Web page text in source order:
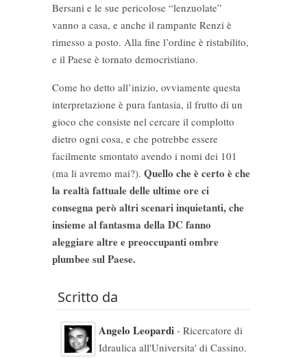
Bersani e le sue pericolose “lenzuolate”
vanno a casa, e anche il rampante Renzi è
rimesso a posto. Alla fine l’ordine è ristabilito,
e il Paese è tornato democristiano.
Come ho detto all’inizio, ovviamente questa
interpretazione è pura fantasia, il frutto di un
gioco che consiste nel cercare il complotto
dietro ogni cosa, e che potrebbe essere
facilmente smontato avendo i nomi dei 101
(ma li avremo mai?). Quello che è certo è che
la realtà fattuale delle ultime ore ci
consegna però altri scenari inquietanti, che
insieme al fantasma della DC fanno
aleggiare altre e preoccupanti ombre
plumbee sul Paese.
Scritto da
Angelo Leopardi - Ricercatore di
Idraulica all'Universita' di Cassino.